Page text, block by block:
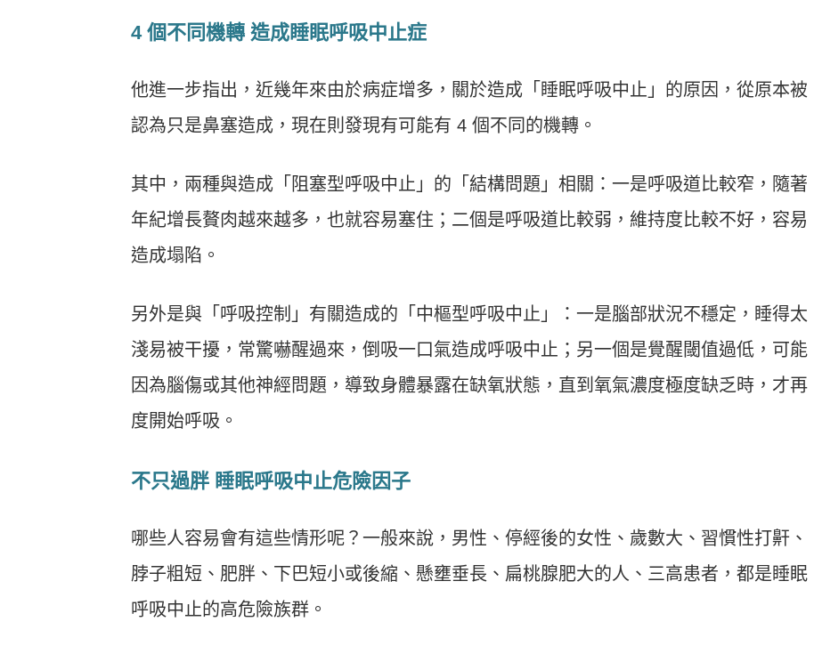
4 個不同機轉 造成睡眠呼吸中止症
他進一步指出，近幾年來由於病症增多，關於造成「睡眠呼吸中止」的原因，從原本被
認為只是鼻塞造成，現在則發現有可能有 4 個不同的機轉。
其中，兩種與造成「阻塞型呼吸中止」的「結構問題」相關：一是呼吸道比較窄，隨著
年紀增長贅肉越來越多，也就容易塞住；二個是呼吸道比較弱，維持度比較不好，容易
造成塌陷。
另外是與「呼吸控制」有關造成的「中樞型呼吸中止」：一是腦部狀況不穩定，睡得太
淺易被干擾，常驚嚇醒過來，倒吸一口氣造成呼吸中止；另一個是覺醒閾值過低，可能
因為腦傷或其他神經問題，導致身體暴露在缺氧狀態，直到氧氣濃度極度缺乏時，才再
度開始呼吸。
不只過胖 睡眠呼吸中止危險因子
哪些人容易會有這些情形呢？一般來說，男性、停經後的女性、歲數大、習慣性打鼾、
脖子粗短、肥胖、下巴短小或後縮、懸壅垂長、扁桃腺肥大的人、三高患者，都是睡眠
呼吸中止的高危險族群。